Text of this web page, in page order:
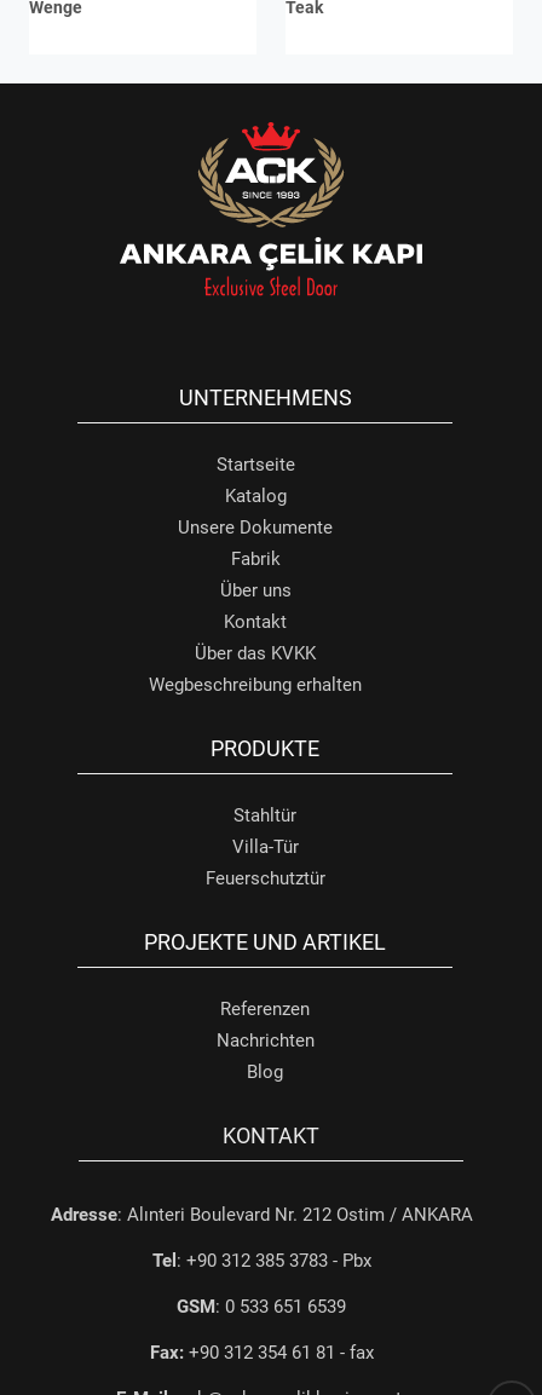
Wenge
Teak
UNTERNEHMENS
Startseite
Katalog
Unsere Dokumente
Fabrik
Über uns
Kontakt
Über das KVKK
Wegbeschreibung erhalten
PRODUKTE
Stahltür
Villa-Tür
Feuerschutztür
PROJEKTE UND ARTIKEL
Referenzen
Nachrichten
Blog
KONTAKT
Adresse: Alınteri Boulevard Nr. 212 Ostim / ANKARA
Tel : +90 312 385 3783 - Pbx
GSM: 0 533 651 6539
Fax:+90 312 354 61 81 - fax